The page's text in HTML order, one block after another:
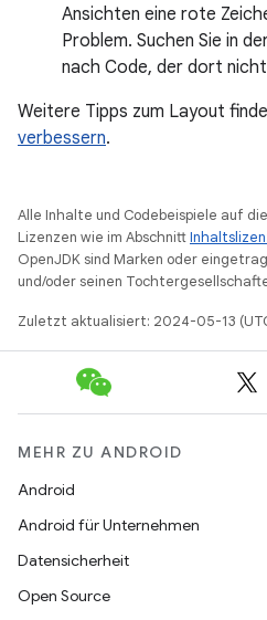
Ansichten eine rote
Problem. Suchen Sie in
nach Code, der dort
Weitere Tipps zum Layout
verbessern.
Alle Inhalte und Codebeispiele auf
Lizenzen wie im Abschnitt
OpenJDK sind Marken oder
und/oder seinen
Zuletzt aktualisiert: 2024-05-13
MEHR ZU ANDROID
Android
Android für Unternehmen
Datensicherheit
Open Source